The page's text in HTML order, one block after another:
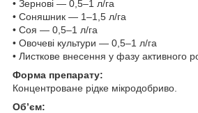
• Зернові — 0,5–1 л/га
• Соняшник — 1–1,5 л/га
• Соя — 0,5–1 л/га
• Овочеві культури — 0,5–1 л/га
• Листкове внесення у фазу активного
Форма препарату:
Концентроване рідке мікродобриво.
Об’єм: